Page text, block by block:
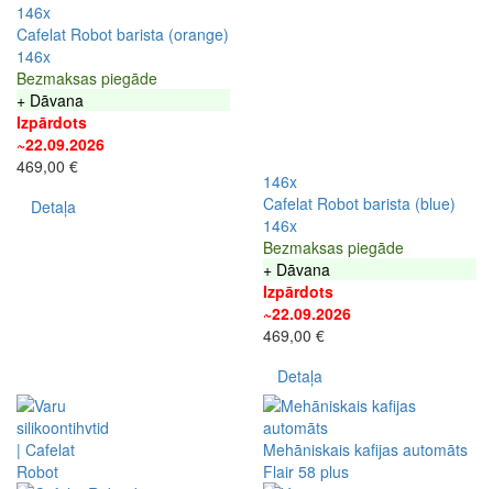
146x
Cafelat Robot barista (orange)
146x
Bezmaksas piegāde
+ Dāvana
Izpārdots
~22.09.2026
469,00 €
Detaļa
146x
Cafelat Robot barista (blue)
146x
Bezmaksas piegāde
+ Dāvana
Izpārdots
~22.09.2026
469,00 €
Detaļa
Mehāniskais kafijas automāts
Flair 58 plus